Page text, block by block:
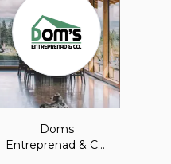
Doms
Entreprenad & Co.